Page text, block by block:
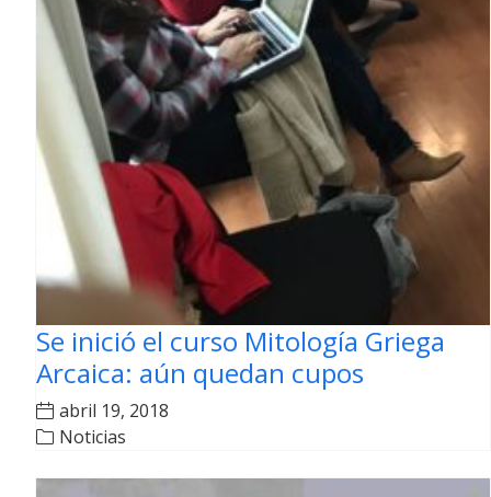
Se inició el curso Mitología Griega
Arcaica: aún quedan cupos
abril 19, 2018
Noticias